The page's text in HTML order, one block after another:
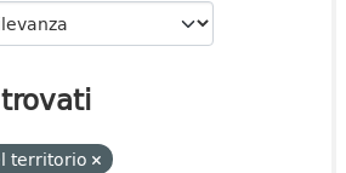
territorio